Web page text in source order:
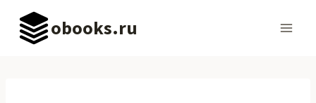
Перейти
содержимому
obooks.ru